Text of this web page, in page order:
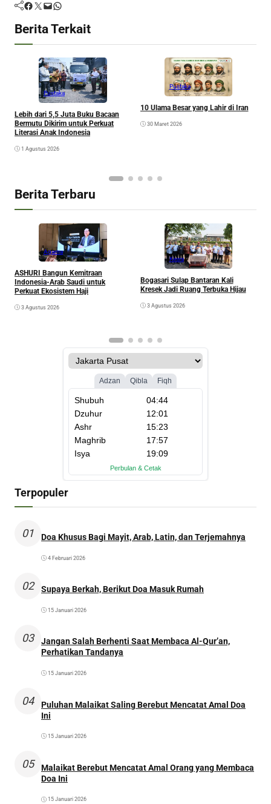
Facebook Twitter Mail WhatsApp
Berita Terkait
Pustaka
Lebih dari 5,5 Juta Buku Bacaan
Bermutu Dikirim untuk Perkuat
Literasi Anak Indonesia
1 Agustus 2026
Pustaka
10 Ulama Besar yang Lahir di Iran
30 Maret 2026
Berita Terbaru
Agama
ASHURI Bangun Kemitraan
Indonesia-Arab Saudi untuk
Perkuat Ekosistem Haji
3 Agustus 2026
Kesra
Bogasari Sulap Bantaran Kali
Kresek Jadi Ruang Terbuka Hijau
3 Agustus 2026
Terpopuler
01 Doa Khusus Bagi Mayit, Arab, Latin, dan Terjemahnya
4 Februari 2026
02 Supaya Berkah, Berikut Doa Masuk Rumah
15 Januari 2026
03
Jangan Salah Berhenti Saat Membaca Al-Qur’an,
Perhatikan Tandanya
15 Januari 2026
04
Puluhan Malaikat Saling Berebut Mencatat Amal Doa
Ini
15 Januari 2026
05
Malaikat Berebut Mencatat Amal Orang yang Membaca
Doa Ini
15 Januari 2026